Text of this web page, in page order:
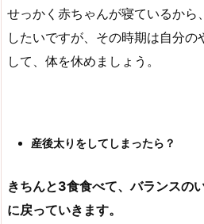
せっかく赤ちゃんが寝ているから
したいですが、その時期は自分の
して、体を休めましょう。
産後太りをしてしまったら？
きちんと3食食べて、バランスの
に戻っていきます。